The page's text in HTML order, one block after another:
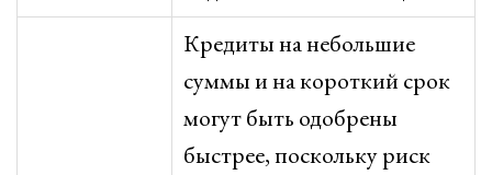
Кредиты на небольшие
суммы и на короткий срок
могут быть одобрены
быстрее, поскольку риск